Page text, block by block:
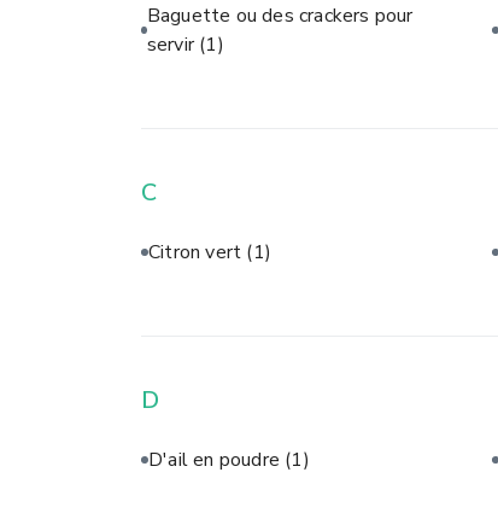
Baguette ou des crackers pour
servir(1)
C
Citron vert (1)
D
D'ail en poudre (1)